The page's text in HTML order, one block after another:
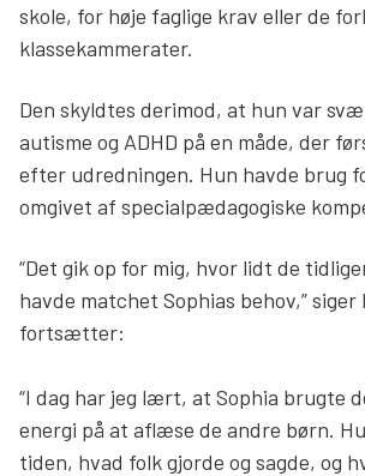
skole, for høje faglige krav eller de
klassekammerater.
Den skyldtes derimod, at hun var
autisme og ADHD på en måde, der
efter udredningen. Hun havde brug
omgivet af specialpædagogiske
“Det gik op for mig, hvor lidt de
havde matchet Sophias behov,” siger
fortsætter:
“I dag har jeg lært, at Sophia brugte
energi på at aflæse de andre børn.
tiden, hvad folk gjorde og sagde, og